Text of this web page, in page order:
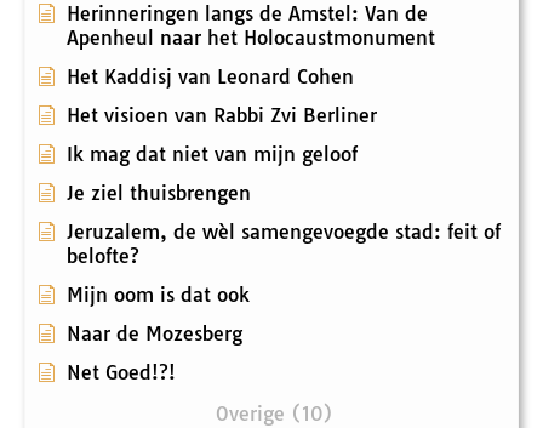
Herinneringen langs de Amstel: Van de
Apenheul naar het Holocaustmonument
Het Kaddisj van Leonard Cohen
Het visioen van Rabbi Zvi Berliner
Ik mag dat niet van mijn geloof
Je ziel thuisbrengen
Jeruzalem, de wèl samengevoegde stad: feit of
belofte?
Mijn oom is dat ook
Naar de Mozesberg
Net Goed!?!
Overige (10)